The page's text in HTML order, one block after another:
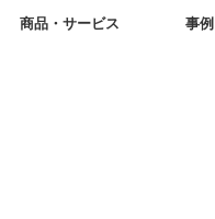
商品・サービス 事例